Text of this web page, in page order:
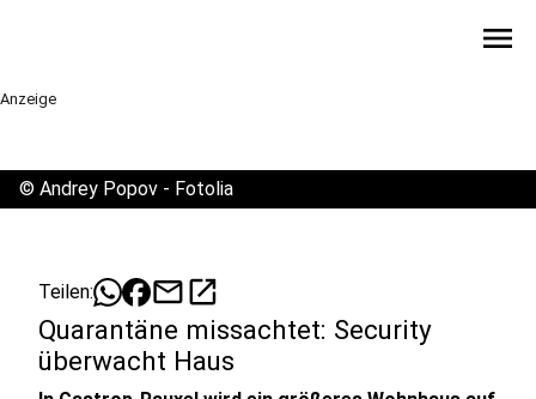
menu
Anzeige
© Andrey Popov - Fotolia
Teilen: mailopen_in_new
Quarantäne missachtet: Security
überwacht Haus